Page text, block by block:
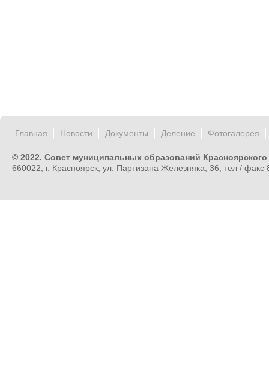
Главная Новости Документы Деление Фотогалерея
© 2022. Совет муниципальных образований Красноярского
660022, г. Красноярск, ул. Партизана Железняка, 36, тел /